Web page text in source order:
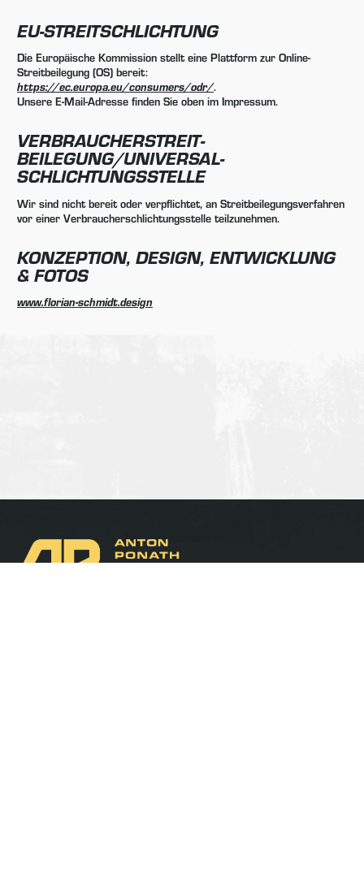
EU-STREITSCHLICHTUNG
Die Europäische Kommission stellt eine Plattform zur Online-
Streitbeilegung (OS) bereit:
https://ec.europa.eu/consumers/odr/.
Unsere E-Mail-Adresse finden Sie oben im Impressum.
VERBRAUCHER­STREIT­
BEILEGUNG/UNIVERSAL­
SCHLICHTUNGS­STELLE
Wir sind nicht bereit oder verpflichtet, an Streitbeilegungsverfahren
vor einer Verbraucherschlichtungsstelle teilzunehmen.
KONZEPTION, DESIGN, ENTWICKLUNG
& FOTOS
www.florian-schmidt.design